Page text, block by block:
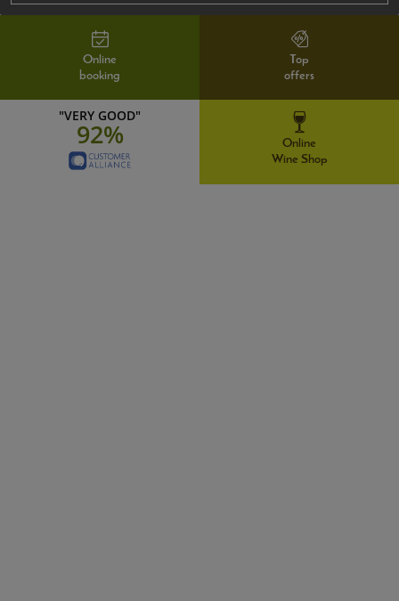
Online
booking
Top
offers
"VERY GOOD"
92%
Online
Wine Shop